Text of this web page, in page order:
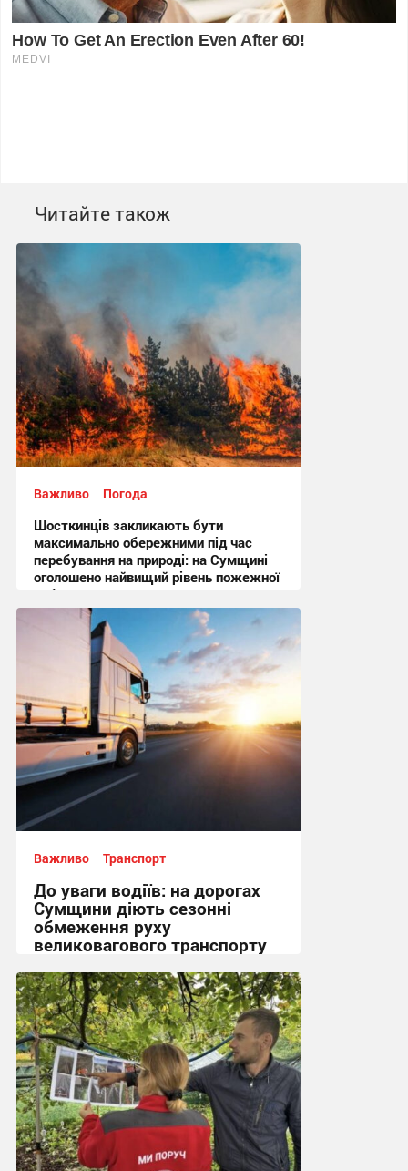
Читайте також
Важливо Погода
Шосткинців закликають бути
максимально обережними під час
перебування на природі: на Сумщині
оголошено найвищий рівень пожежної
небезпеки
10:27 вчора
Важливо Транспорт
До уваги водіїв: на дорогах
Сумщини діють сезонні
обмеження руху
великовагового транспорту
18:51, 3.08.2026